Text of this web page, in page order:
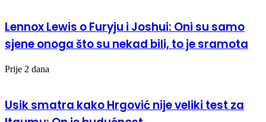
Lennox Lewis o Furyju i Joshui: Oni su samo
sjene onoga što su nekad bili, to je sramota
Prije 2 dana
Usik smatra kako Hrgović nije veliki test za